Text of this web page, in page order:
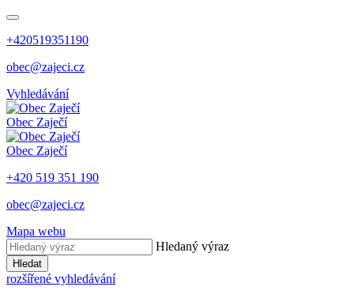
+420519351190
obec@zajeci.cz
Vyhledávání
Obec Zaječí
Obec Zaječí
+420 519 351 190
obec@zajeci.cz
Mapa webu
Hledaný výraz
Hledat
rozšířené vyhledávání